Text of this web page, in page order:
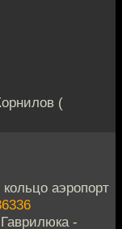
(
аэропорт
-